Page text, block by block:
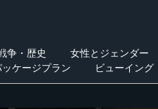
争・歴史 女性とジェンダー
ッケージプラン ビューイング